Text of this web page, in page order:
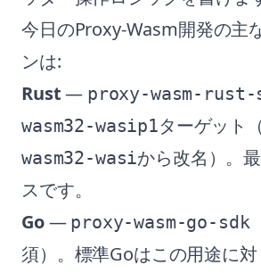
今日のProxy-Wasm開発の主
ンは:
Rust— proxy-wasm-rust-
wasm32-wasip1ターゲット
wasm32-wasiから改名）。
スです。
Go— proxy-wasm-go-sdk
須）。標準Goはこの用途に